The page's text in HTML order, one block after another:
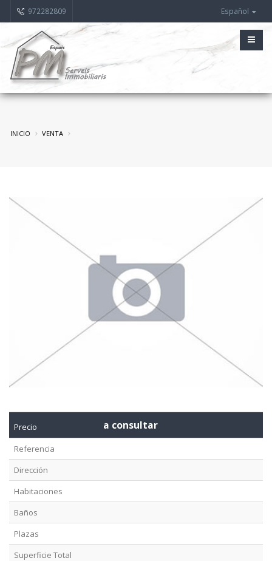
972282809 Español
INICIO VENTA
Precio a consultar
Referencia
Dirección
Habitaciones
Baños
Plazas
Superficie Total